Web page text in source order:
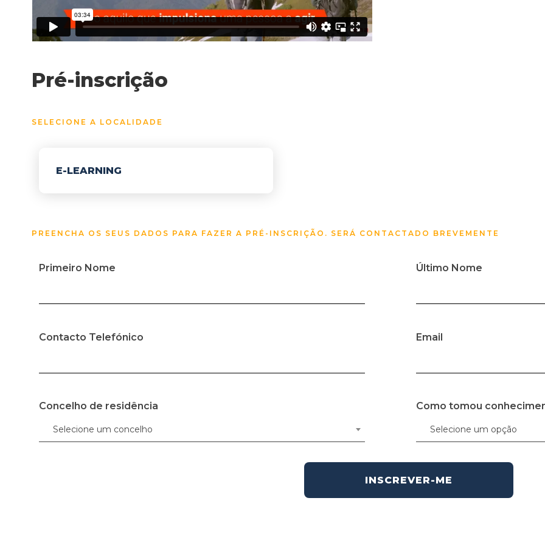
Pré-inscrição
SELECIONE A LOCALIDADE
E-LEARNING
PREENCHA OS SEUS DADOS PARA FAZER A PRÉ-INSCRIÇÃO. SERÁ CONTACTADO BREVEMENTE
Primeiro Nome Último Nome
Contacto Telefónico Email
Concelho de residência
Selecione um concelho
Como tomou
Selecione um opção
INSCREVER-ME